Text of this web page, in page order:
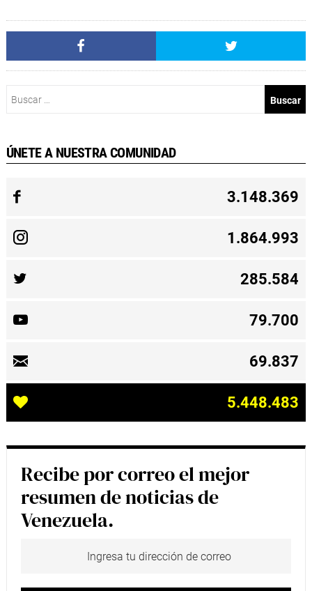
ÚNETE A NUESTRA COMUNIDAD
3.148.369
1.864.993
285.584
79.700
69.837
5.448.483
Recibe por correo el mejor
resumen de noticias de
Venezuela.